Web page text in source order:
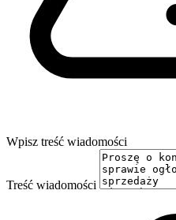
Wpisz treść wiadomości
Treść wiadomości